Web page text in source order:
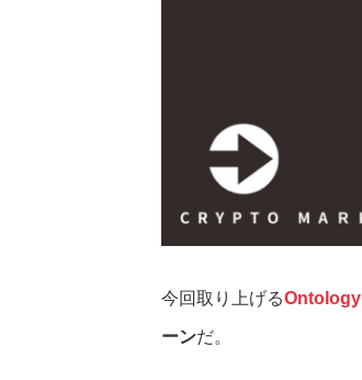
今回取り上げるOntology
ーンだ。